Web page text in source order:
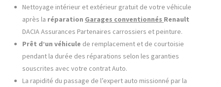
Nettoyage intérieur et extérieur gratuit de votre véhicule
après la réparation Garages conventionnés Renault
DACIA Assurances Partenaires carrossiers et peinture.
Prêt d’un véhicule de remplacement et de courtoisie
pendant la durée des réparations selon les garanties
souscrites avec votre contrat Auto.
La rapidité du passage de l’expert auto missionné par la